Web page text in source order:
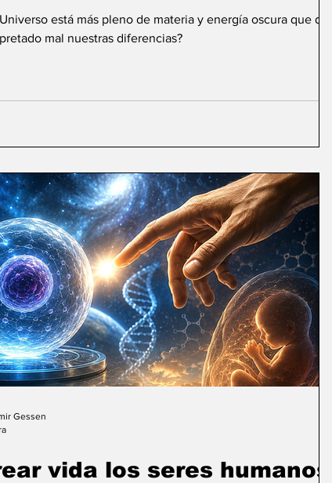
está más pleno de materia y energía oscura que de
mal nuestras diferencias?
vida los seres humanos?
Gessen